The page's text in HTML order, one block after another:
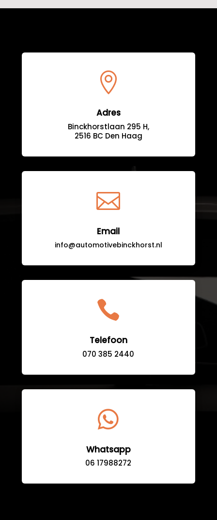

Adres
Binckhorstlaan 295 H,
2516 BC Den Haag

Email
info@automotivebinckhorst.nl

Telefoon
070 385 2440

Whatsapp
06 17988272